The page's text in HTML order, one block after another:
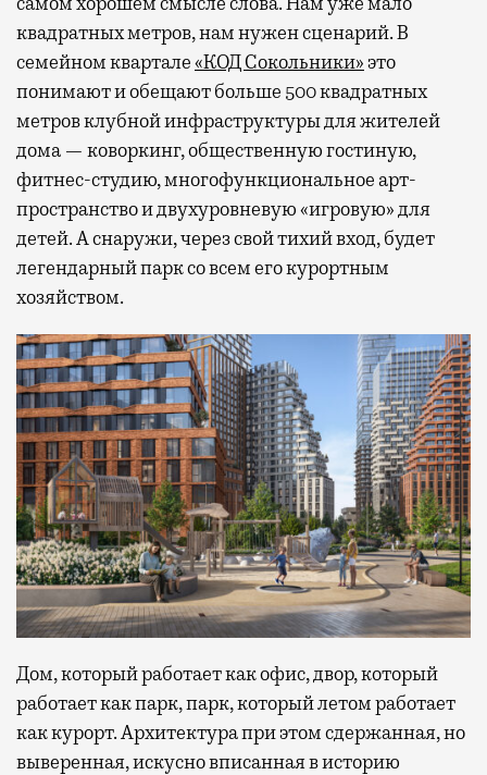
квадратных метров, нам нужен сценарий. В
семейном квартале«КОД Сокольники»это
понимают и обещают больше 500 квадратных
метров клубной инфраструктуры для жителей
дома — коворкинг, общественную гостиную,
фитнес-студию, многофункциональное арт-
пространство и двухуровневую «игровую» для
детей. А снаружи, через свой тихий вход, будет
легендарный парк со всем его курортным
хозяйством.
Дом, который работает как офис, двор, который
работает как парк, парк, который летом работает
как курорт. Архитектура при этом сдержанная, но
выверенная, искусно вписанная в историю